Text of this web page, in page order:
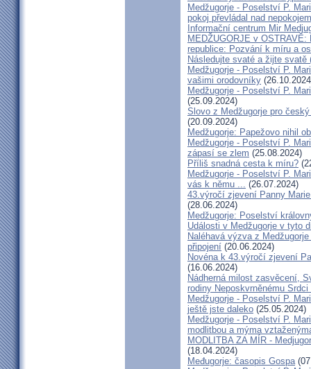
Medžugorje - Poselství P.
pokoj převládal nad
Informační centrum Mir
MEDŽUGORJE v
republice: Pozvání k míru a
Následujte svaté a žijte svatě
Medžugorje - Poselství P.
vašimi orodovníky
Medžugorje - Poselství P.
(25.09.2024)
Slovo z Medžugorje pro
(20.09.2024)
Medžugorje: Papežovo nihil
Medžugorje - Poselství P.
zápasí se zlem (25.08.2024)
Příliš snadná cesta k míru?
Medžugorje - Poselství P.
vás k němu ... (26.07.2024)
43.výročí zjevení Panny
(28.06.2024)
Medžugorje: Poselství
Události v Medžugorje v tyto
Naléhavá výzva z
připojení (20.06.2024)
Novéna k 43.výročí zjevení
(16.06.2024)
Nádherná milost zasvěcení,
rodiny Neposkvrněnému
Medžugorje - Poselství P.
ještě jste daleko (25.05.2024)
Medžugorje - Poselství P.
modlitbou a mýma
MODLITBA ZA MÍR -
(18.04.2024)
Međugorje: časopis Gospa